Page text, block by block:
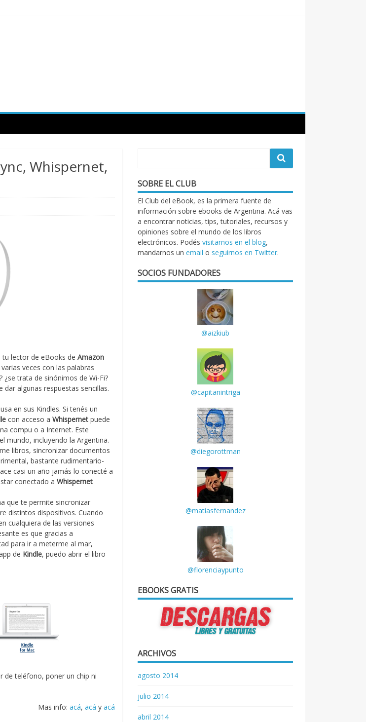
Whispernet,
tu lector de eBooks deAmazon
veces con las palabras
¿se trata de sinónimos de Wi-Fi?
dar algunas respuestas sencillas.
en sus Kindles. Si tenés un
con acceso aWhispernet puede
compu o a Internet. Este
mundo, incluyendo la Argentina.
libros, sincronizar documentos
bastante rudimentario-
casi un año jamás lo conecté a
conectado aWhispernet
que te permite sincronizar
distintos dispositivos. Cuando
cualquiera de las versiones
es que gracias a
para ir a meterme al mar,
de Kindle, puedo abrir el libro
de teléfono, poner un chip ni
Mas info: acá, acá y acá
SOBRE EL CLUB
El Club del eBook, es la primera fuente de
información sobre ebooks de Argentina. Acá vas
a encontrar noticias, tips, tutoriales, recursos y
opiniones sobre el mundo de los libros
electrónicos. Podésvisitarnos en el blog,
mandarnos unemail o seguirnos en Twitter.
SOCIOS FUNDADORES
@aizkiub
@capitanintriga
@diegorottman
@matiasfernandez
@florenciaypunto
EBOOKS GRATIS
ARCHIVOS
agosto 2014
julio 2014
abril 2014